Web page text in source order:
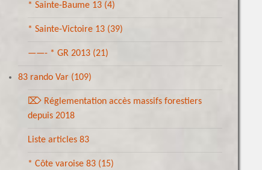
* Sainte-Baume 13 (4)
* Sainte-Victoire 13 (39)
——- * GR 2013 (21)
83 rando Var (109)
⌦ Réglementation accès massifs forestiers
depuis 2018
Liste articles 83
* Côte varoise 83 (15)